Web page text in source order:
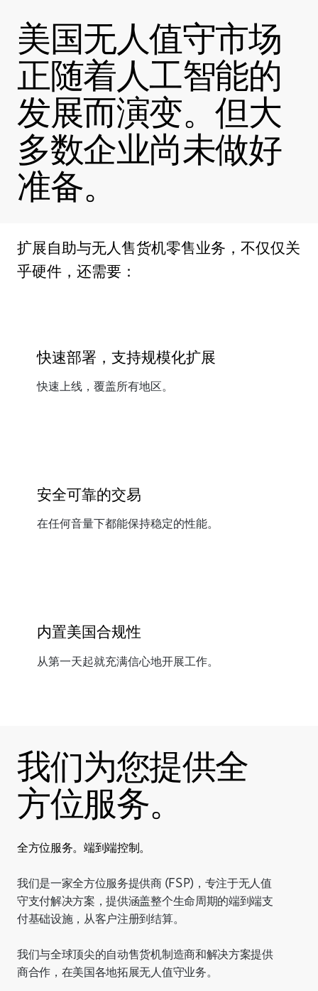
美国无人值守市场
正随着人工智能的
发展而演变。但大
多数企业尚未做好
准备。
扩展自助与无人售货机零售业务，不仅仅关
乎硬件，还需要：
快速部署，支持规模化扩展
快速上线，覆盖所有地区。
安全可靠的交易
在任何音量下都能保持稳定的性能。
内置美国合规性
从第一天起就充满信心地开展工作。
我们为您提供全
方位服务。
全方位服务。端到端控制。
我们是一家全方位服务提供商 (FSP)，专注于无人值
守支付解决方案，提供涵盖整个生命周期的端到端支
付基础设施，从客户注册到结算。
我们与全球顶尖的自动售货机制造商和解决方案提供
商合作，在美国各地拓展无人值守业务。